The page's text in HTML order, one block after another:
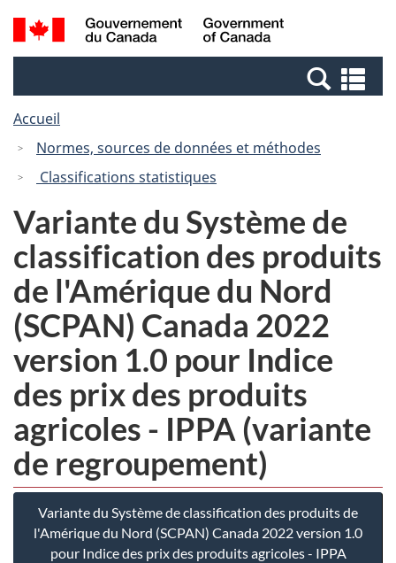
Passer
au
Passer
à
Canada
Recherche
et
et
Accueil
Normes, sources de données et méthodes
Classifications statistiques
Variante du Système de
classification des produits
de l'Amérique du Nord
(SCPAN) Canada 2022
version 1.0 pour Indice
des prix des produits
agricoles - IPPA (variante
de regroupement)
Variante du Système de classification des produits de
l'Amérique du Nord (SCPAN) Canada 2022 version 1.0
pour Indice des prix des produits agricoles - IPPA